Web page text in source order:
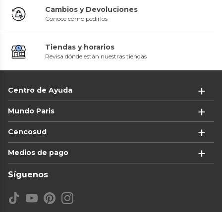
Cambios y Devoluciones
Conoce cómo pedirlos
Tiendas y horarios
Revisa dónde están nuestras tiendas
Centro de Ayuda
Mundo Paris
Cencosud
Medios de pago
Síguenos